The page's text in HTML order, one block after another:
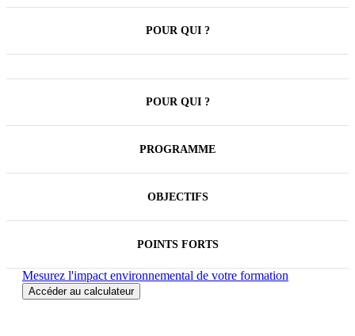
POUR QUI ?
POUR QUI ?
PROGRAMME
OBJECTIFS
POINTS FORTS
Mesurez l'impact environnemental de votre formation
Accéder au calculateur